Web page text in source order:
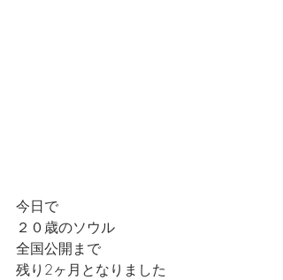
今日で
２０歳のソウル
全国公開まで
残り2ヶ月となりました